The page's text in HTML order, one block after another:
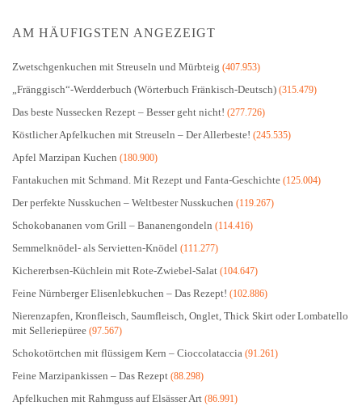
AM HÄUFIGSTEN ANGEZEIGT
Zwetschgenkuchen mit Streuseln und Mürbteig (407.953)
„Fränggisch“-Werdderbuch (Wörterbuch Fränkisch-Deutsch) (315.479)
Das beste Nussecken Rezept – Besser geht nicht! (277.726)
Köstlicher Apfelkuchen mit Streuseln – Der Allerbeste! (245.535)
Apfel Marzipan Kuchen (180.900)
Fantakuchen mit Schmand. Mit Rezept und Fanta-Geschichte (125.004)
Der perfekte Nusskuchen – Weltbester Nusskuchen (119.267)
Schokobananen vom Grill – Bananengondeln (114.416)
Semmelknödel- als Servietten-Knödel (111.277)
Kichererbsen-Küchlein mit Rote-Zwiebel-Salat (104.647)
Feine Nürnberger Elisenlebkuchen – Das Rezept! (102.886)
Nierenzapfen, Kronfleisch, Saumfleisch, Onglet, Thick Skirt oder Lombatello
mit Selleriepüree (97.567)
Schokotörtchen mit flüssigem Kern – Cioccolataccia (91.261)
Feine Marzipankissen – Das Rezept (88.298)
Apfelkuchen mit Rahmguss auf Elsässer Art (86.991)